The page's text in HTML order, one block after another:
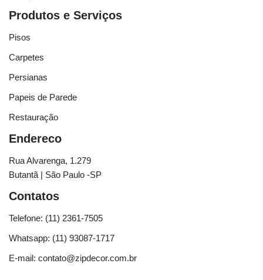
Produtos e Serviços
Pisos
Carpetes
Persianas
Papeis de Parede
Restauração
Endereco
Rua Alvarenga, 1.279
Butantã | São Paulo -SP
Contatos
Telefone: (11) 2361-7505
Whatsapp: (11) 93087-1717
E-mail: contato@zipdecor.com.br